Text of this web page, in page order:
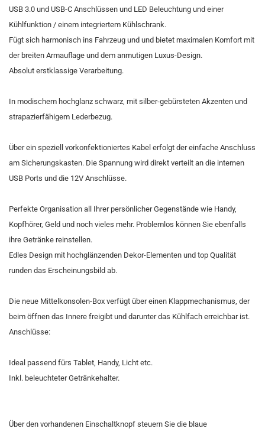
USB 3.0 und USB-C Anschlüssen und LED Beleuchtung und einer
Kühlfunktion / einem integriertem Kühlschrank.
Fügt sich harmonisch ins Fahrzeug und und bietet maximalen Komfort mit
der breiten Armauflage und dem anmutigen Luxus-Design.
Absolut erstklassige Verarbeitung.
In modischem hochglanz schwarz, mit silber-gebürsteten Akzenten und
strapazierfähigem Lederbezug.
Über ein speziell vorkonfektioniertes Kabel erfolgt der einfache Anschluss
am Sicherungskasten. Die Spannung wird direkt verteilt an die internen
USB Ports und die 12V Anschlüsse.
Perfekte Organisation all Ihrer persönlicher Gegenstände wie Handy,
Kopfhörer, Geld und noch vieles mehr. Problemlos können Sie ebenfalls
ihre Getränke reinstellen.
Edles Design mit hochglänzenden Dekor-Elementen und top Qualität
runden das Erscheinungsbild ab.
Die neue Mittelkonsolen-Box verfügt über einen Klappmechanismus, der
beim öffnen das Innere freigibt und darunter das Kühlfach erreichbar ist.
Anschlüsse:
Ideal passend fürs Tablet, Handy, Licht etc.
Inkl. beleuchteter Getränkehalter.
Über den vorhandenen Einschaltknopf steuern Sie die blaue